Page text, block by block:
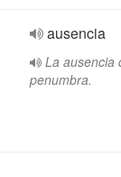
ausencia
La ausencia
penumbra.